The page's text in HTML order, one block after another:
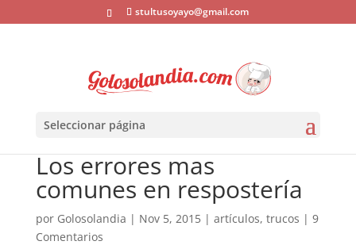
stultusoyayo@gmail.com
Seleccionar página
Los errores mas
comunes en respostería
por Golosolandia | Nov 5, 2015| artículos, trucos | 9
Comentarios